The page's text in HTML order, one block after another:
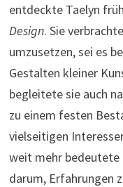
entdeckte Taelyn
Design. Sie
umzusetzen, sei es
Gestalten kleiner
begleitete sie auch
zu einem festen
vielseitigen
weit mehr bedeutete
darum, Erfahrungen